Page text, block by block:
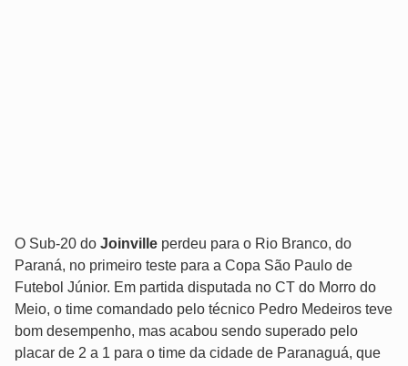
O Sub-20 do Joinville perdeu para o Rio Branco, do
Paraná, no primeiro teste para a Copa São Paulo de
Futebol Júnior. Em partida disputada no CT do Morro do
Meio, o time comandado pelo técnico Pedro Medeiros teve
bom desempenho, mas acabou sendo superado pelo
placar de 2 a 1 para o time da cidade de Paranaguá, que